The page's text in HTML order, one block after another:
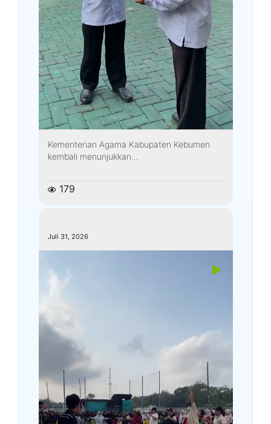
Kementerian Agama Kabupaten Kebumen
kembali menunjukkan...
179
Juli 31, 2026